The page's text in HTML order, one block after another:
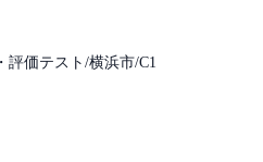
評価テスト/横浜市/C1